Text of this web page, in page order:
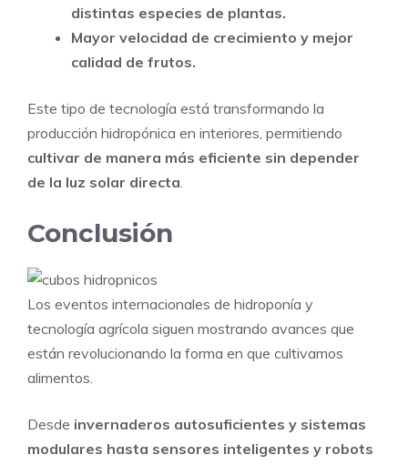
distintas especies de plantas.
Mayor velocidad de crecimiento y mejor
calidad de frutos.
Este tipo de tecnología está transformando la
producción hidropónica en interiores, permitiendo
cultivar de manera más eficiente sin depender
de la luz solar directa
Conclusión
Los eventos internacionales de hidroponía y
tecnología agrícola siguen mostrando avances que
están revolucionando la forma en que cultivamos
alimentos.
Desde invernaderos autosuficientes y sistemas
modulares hasta sensores inteligentes y robots